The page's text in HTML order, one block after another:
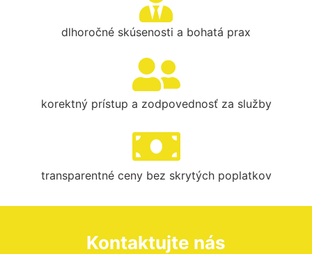
dlhoročné skúsenosti a bohatá prax
korektný prístup a zodpovednosť za služby
transparentné ceny bez skrytých poplatkov
Kontaktujte nás